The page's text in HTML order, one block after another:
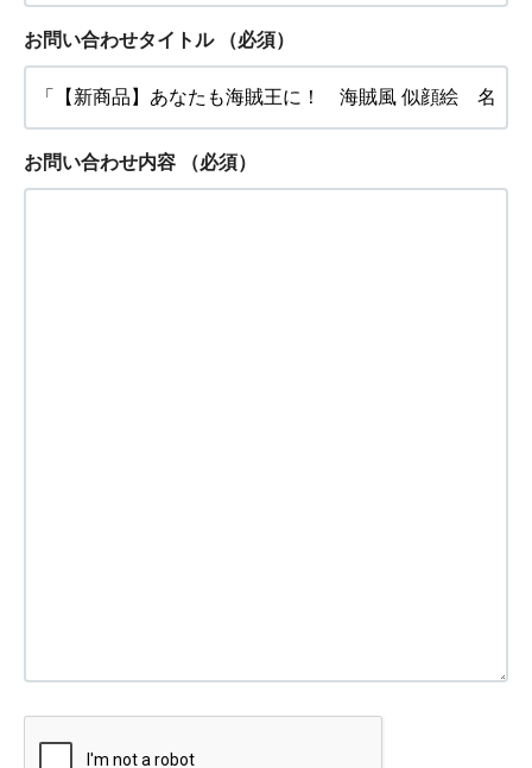
お問い合わせタイトル （必須）
お問い合わせ内容 （必須）